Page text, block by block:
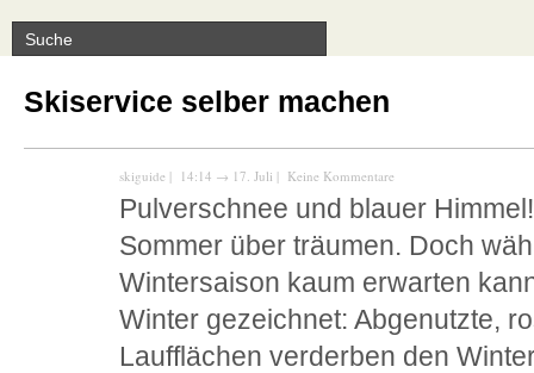
Skiservice selber machen
skiguide | 14:14 → 17. Juli | Keine Kommentare
Pulverschnee und blauer
Sommer über träumen. Doch
Wintersaison kaum erwarten
Winter gezeichnet: Abgenutzte,
Laufflächen verderben den